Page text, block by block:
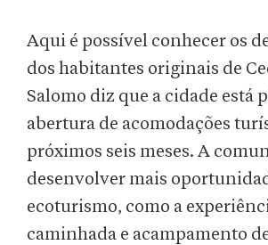
Aqui é possível conhecer os
dos habitantes originais de
Salomo diz que a cidade está
abertura de acomodações
próximos seis meses. A
desenvolver mais
ecoturismo, como a
caminhada e acampamento